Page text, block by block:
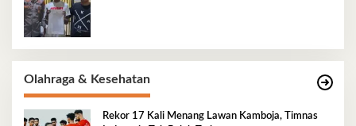
Olahraga & Kesehatan
Rekor 17 Kali Menang Lawan Kamboja, Timnas